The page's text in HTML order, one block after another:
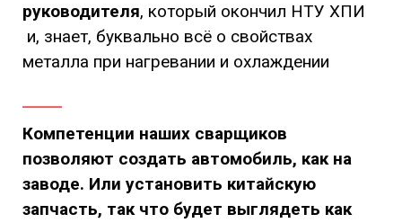
руководителя, который окончил НТУ ХПИ
и, знает, буквально всё о свойствах
металла при нагревании и охлаждении
Компетенции наших сварщиков
позволяют создать автомобиль, как на
заводе. Или установить китайскую
запчасть, так что будет выглядеть как